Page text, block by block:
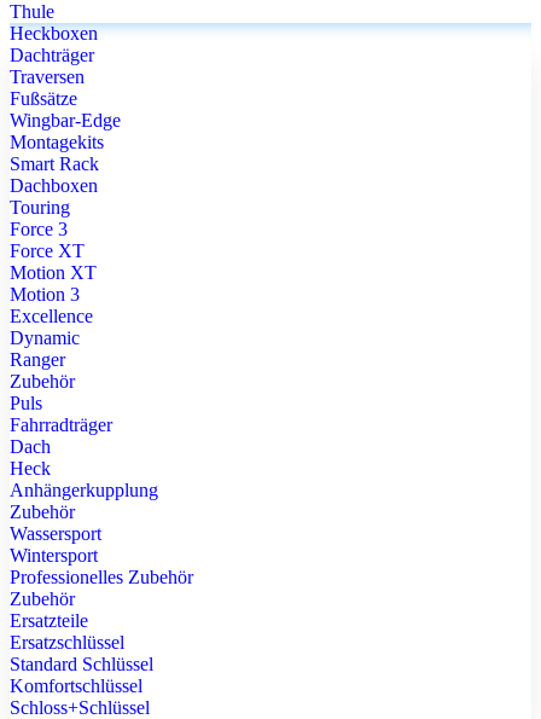
Thule
Heckboxen
Dachträger
Traversen
Fußsätze
Wingbar-Edge
Montagekits
Smart Rack
Dachboxen
Touring
Force 3
Force XT
Motion XT
Motion 3
Excellence
Dynamic
Ranger
Zubehör
Puls
Fahrradträger
Dach
Heck
Anhängerkupplung
Zubehör
Wassersport
Wintersport
Professionelles Zubehör
Zubehör
Ersatzteile
Ersatzschlüssel
Standard Schlüssel
Komfortschlüssel
Schloss+Schlüssel